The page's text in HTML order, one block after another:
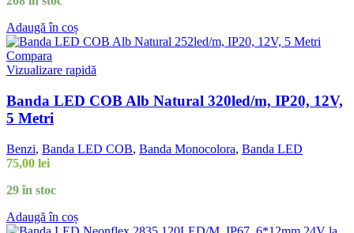
Adaugă în coș
Compara
Vizualizare rapidă
Banda LED COB Alb Natural 320led/m, IP20, 12V,
5 Metri
Benzi, Banda LED COB, Banda Monocolora, Banda LED
75,00 lei
29 în stoc
Adaugă în coș